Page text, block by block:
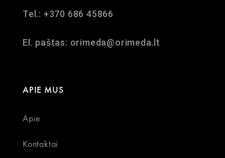
Tel.: +370 686 45866
El. paštas: orimeda@orimeda.lt
APIE MUS
Apie
Kontaktai